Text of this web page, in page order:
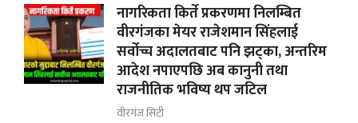
नागरिकता किर्ते प्रकरणमा निलम्बित
वीरगंजका मेयर राजेशमान सिंहलाई
सर्वोच्च अदालतबाट पनि झट्का, अन्तरिम
आदेश नपाएपछि अब कानुनी तथा
राजनीतिक भविष्य थप जटिल
वीरगंज सिटी